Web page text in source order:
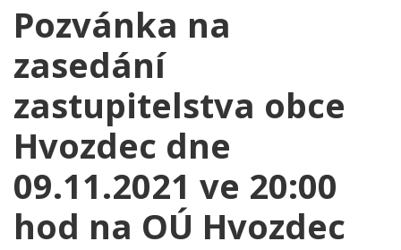
Pozvánka na
zasedání
zastupitelstva obce
Hvozdec dne
09.11.2021 ve 20:00
hod na OÚ Hvozdec